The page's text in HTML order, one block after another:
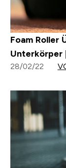
Foam Roller
Unterkörper
28/02/22